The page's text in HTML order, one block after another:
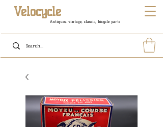
Antiques, vintage, classic, bicycle parts
Velocycle